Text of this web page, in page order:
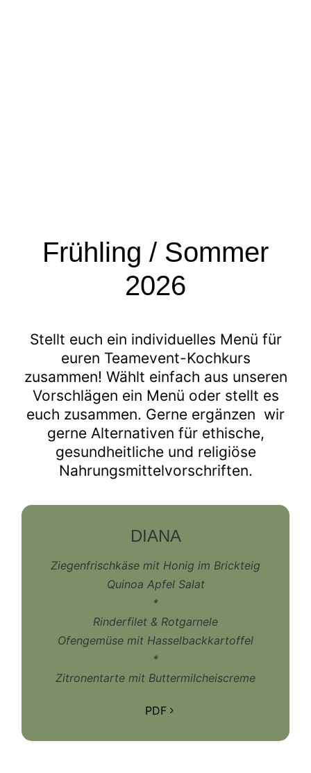
Frühling / Sommer
2026
Stellt euch ein individuelles Menü für
euren Teamevent-Kochkurs
zusammen! Wählt einfach aus unseren
Vorschlägen ein Menü oder stellt es
euch zusammen. Gerne ergänzen wir
gerne Alternativen für ethische,
gesundheitliche und religiöse
Nahrungsmittelvorschriften.
DIANA
Ziegenfrischkäse mit Honig im Brickteig
Quinoa Apfel Salat
*
Rinderfilet & Rotgarnele
Ofengemüse mit Hasselbackkartoffel
*
Zitronentarte mit Buttermilcheiscreme
PDF